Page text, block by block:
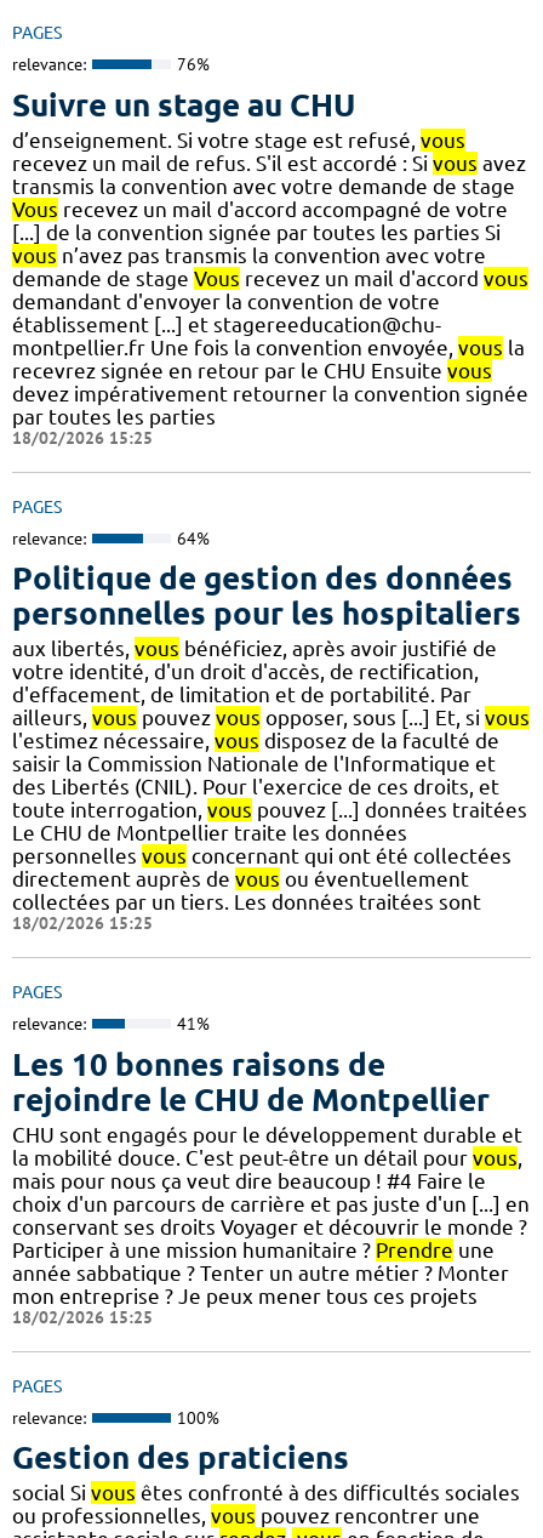
PAGES
relevance: 76%
Suivre un stage au CHU
d’enseignement. Si votre stage est refusé, vous
recevez un mail de refus. S'il est accordé : Si vous avez
transmis la convention avec votre demande de stage
Vous recevez un mail d'accord accompagné de votre
[...] de la convention signée par toutes les parties Si
vous n’avez pas transmis la convention avec votre
demande de stage Vous recevez un mail d'accord vous
demandant d'envoyer la convention de votre
établissement [...] et stagereeducation@chu-
montpellier.fr Une fois la convention envoyée, vous la
recevrez signée en retour par le CHU Ensuite vous
devez impérativement retourner la convention signée
par toutes les parties
18/02/2026 15:25
PAGES
relevance: 64%
Politique de gestion des données
personnelles pour les hospitaliers
aux libertés, vous bénéficiez, après avoir justifié de
votre identité, d'un droit d'accès, de rectification,
d'effacement, de limitation et de portabilité. Par
ailleurs, vous pouvez vous opposer, sous [...] Et, si vous
l'estimez nécessaire, vous disposez de la faculté de
saisir la Commission Nationale de l'Informatique et
des Libertés (CNIL). Pour l'exercice de ces droits, et
toute interrogation, vous pouvez [...] données traitées
Le CHU de Montpellier traite les données
personnelles vous concernant qui ont été collectées
directement auprès de vous ou éventuellement
collectées par un tiers. Les données traitées sont
18/02/2026 15:25
PAGES
relevance: 41%
Les 10 bonnes raisons de
rejoindre le CHU de Montpellier
CHU sont engagés pour le développement durable et
la mobilité douce. C'est peut-être un détail pour vous
mais pour nous ça veut dire beaucoup ! #4 Faire le
choix d'un parcours de carrière et pas juste d'un [...] en
conservant ses droits Voyager et découvrir le monde ?
Participer à une mission humanitaire ? Prendre une
année sabbatique ? Tenter un autre métier ? Monter
mon entreprise ? Je peux mener tous ces projets
18/02/2026 15:25
PAGES
relevance: 100%
Gestion des praticiens
social Si vous êtes confronté à des difficultés sociales
ou professionnelles, vous pouvez rencontrer une